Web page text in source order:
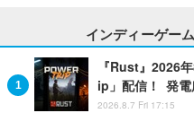
インディーゲー
『Rust』2026
ip」配信！ 発電
2026.8.7 Fri 17:15